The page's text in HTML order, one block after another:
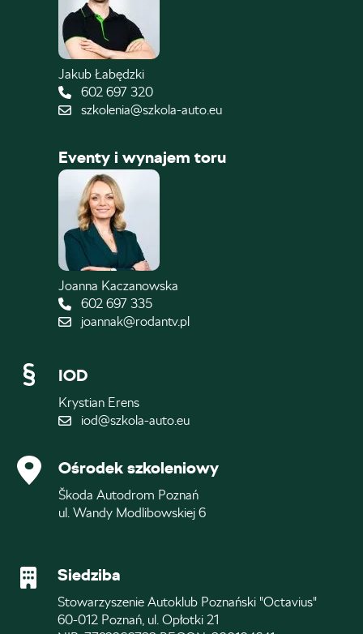
Jakub Łabędzki
602 697 320
szkolenia@szkola-auto.eu
Eventy i wynajem toru
Joanna Kaczanowska
602 697 335
joannak@rodantv.pl
IOD
Krystian Erens
iod@szkola-auto.eu
Ośrodek szkoleniowy
Škoda Autodrom Poznań
ul. Wandy Modlibowskiej 6
Siedziba
Stowarzyszenie Autoklub Poznański "Octavius"
60-012 Poznań, ul. Opłotki 21